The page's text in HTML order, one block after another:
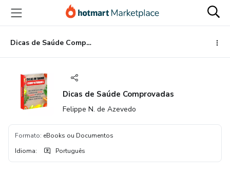
para
conteúdo
principal
para
pagamento
para
rodapé
Dicas de Saúde Comprovadas
Dicas de Saúde Comprovadas
Felippe N. de Azevedo
Formato: eBooks ou Documentos
Idioma: Português